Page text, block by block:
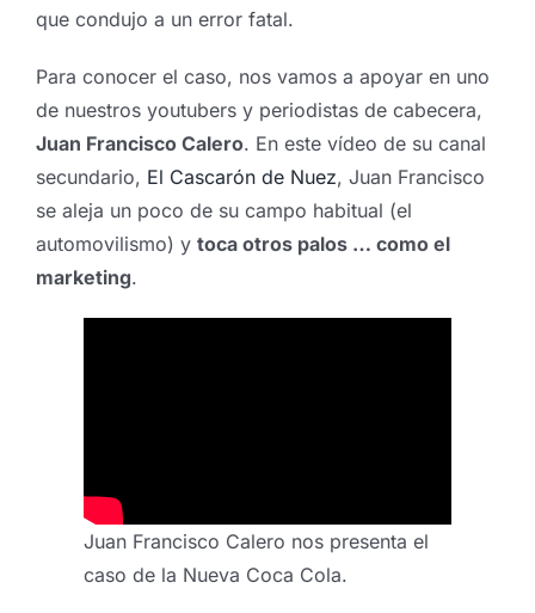
que condujo a un error fatal.
Para conocer el caso, nos vamos a apoyar en uno
de nuestros youtubers y periodistas de cabecera,
Juan Francisco Calero. En este vídeo de su canal
secundario, El Cascarón de Nuez, Juan Francisco
se aleja un poco de su campo habitual (el
automovilismo) y toca otros palos … como el
marketing.
Juan Francisco Calero nos presenta el
caso de la Nueva Coca Cola.